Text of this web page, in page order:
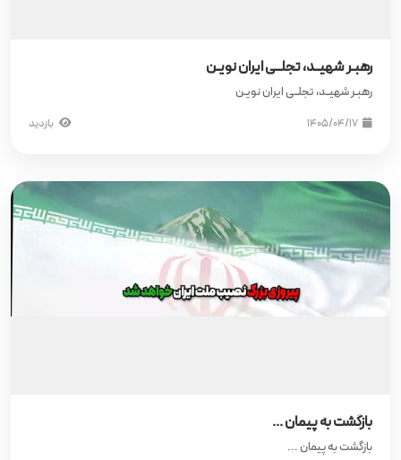
رهبـر شهیــد، تجلــی ایران نویـن
رهبـر شهیــد، تجلــی ایران نویـن
۱۴۰۵/۰۴/۱۷ بازدید
بازگشت به پیمان ...
بازگشت به پیمان ...